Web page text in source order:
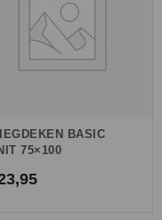
BASIC
75×100